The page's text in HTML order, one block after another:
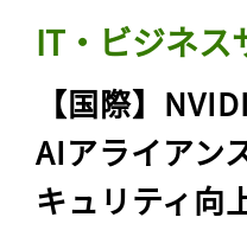
IT・ビジネス
【国際】
AIアライアン
キュリティ向